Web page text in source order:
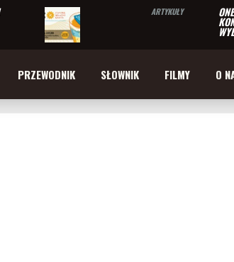
ARTYKUŁY
PRZEWODNIK SŁOWNIK FILMY O